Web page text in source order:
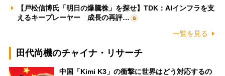
【戸松信博氏「明日の爆騰株」を探せ】TDK：AIインフラを支
えるキープレーヤー 成長の再評…
一覧を見る
田代尚機のチャイナ・リサーチ
中国「Kimi K3」の衝撃に世界はどう対応するの